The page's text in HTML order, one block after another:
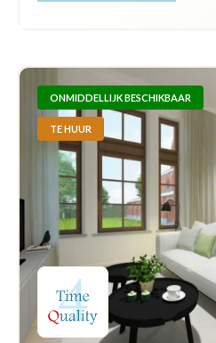
ONMIDDELLIJK BESCHIKBAAR
TE HUUR